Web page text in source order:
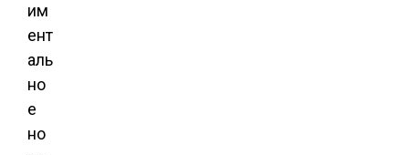
им
ент
аль
но
е
но